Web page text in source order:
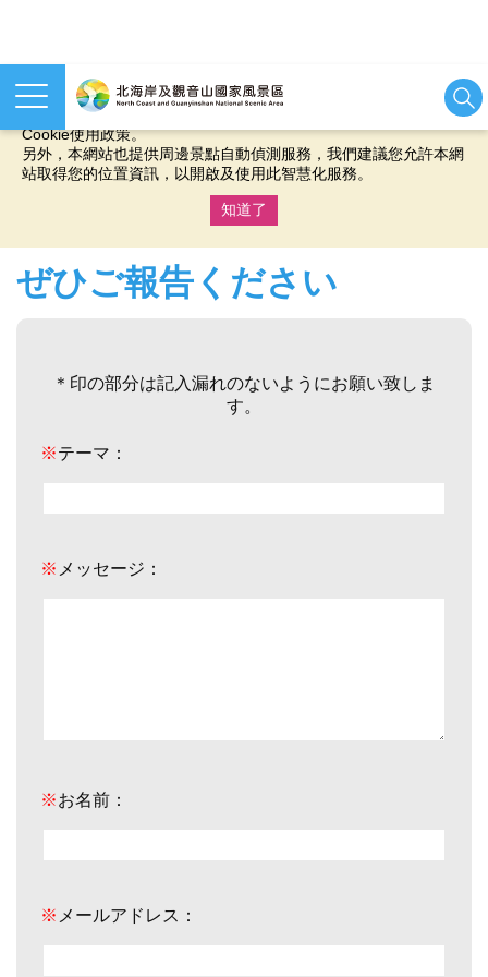
本網站使用cookies等相關技術以持續優化網站服務，並有助於為
您提供更佳的體驗，當您繼續使用本網站即表示您同意我們的
Cookie使用政策。
另外，本網站也提供周邊景點自動偵測服務，我們建議您允許本網
站取得您的位置資訊，以開啟及使用此智慧化服務。
知道了
ぜひご報告ください
＊印の部分は記入漏れのないようにお願い致しま
す。
※テーマ：
※ メッセージ：
※お名前：
※ メールアドレス：